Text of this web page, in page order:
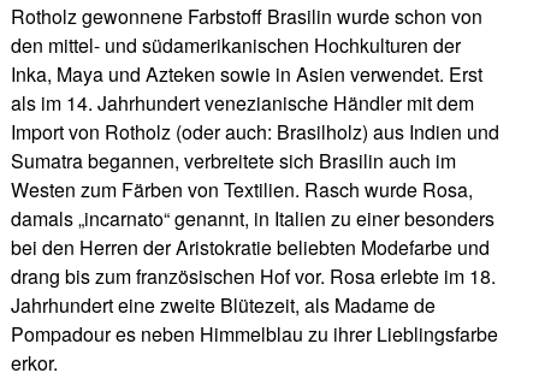
Rotholz gewonnene Farbstoff Brasilin wurde schon von
den mittel- und südamerikanischen Hochkulturen der
Inka, Maya und Azteken sowie in Asien verwendet. Erst
als im 14. Jahrhundert venezianische Händler mit dem
Import von Rotholz (oder auch: Brasilholz) aus Indien und
Sumatra begannen, verbreitete sich Brasilin auch im
Westen zum Färben von Textilien. Rasch wurde Rosa,
damals „incarnato“ genannt, in Italien zu einer besonders
bei den Herren der Aristokratie beliebten Modefarbe und
drang bis zum französischen Hof vor. Rosa erlebte im 18.
Jahrhundert eine zweite Blütezeit, als Madame de
Pompadour es neben Himmelblau zu ihrer Lieblingsfarbe
erkor.